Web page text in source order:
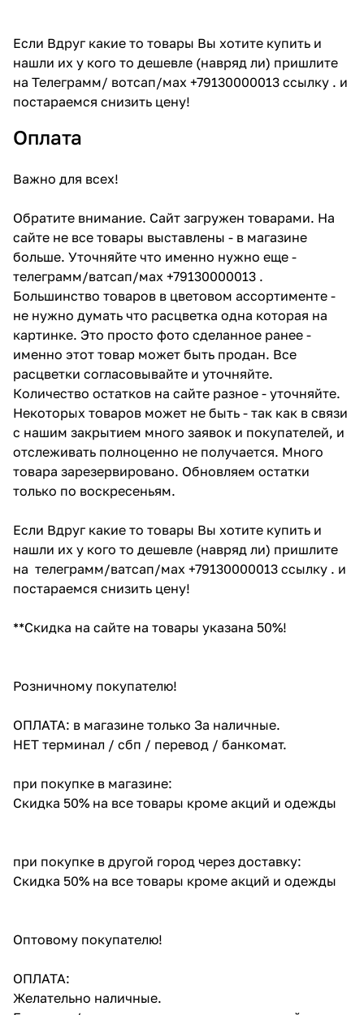
Если Вдруг какие то товары Вы хотите купить и
нашли их у кого то дешевле (навряд ли) пришлите
на Телеграмм/ вотсап/мах +79130000013 ссылку . и
постараемся снизить цену!
Оплата
Важно для всех!
Обратите внимание. Сайт загружен товарами. На
сайте не все товары выставлены - в магазине
больше. Уточняйте что именно нужно еще -
телеграмм/ватсап/мах +79130000013 .
Большинство товаров в цветовом ассортименте -
не нужно думать что расцветка одна которая на
картинке. Это просто фото сделанное ранее -
именно этот товар может быть продан. Все
расцветки согласовывайте и уточняйте.
Количество остатков на сайте разное - уточняйте.
Некоторых товаров может не быть - так как в связи
с нашим закрытием много заявок и покупателей, и
отслеживать полноценно не получается. Много
товара зарезервировано. Обновляем остатки
только по воскресеньям.
Если Вдруг какие то товары Вы хотите купить и
нашли их у кого то дешевле (навряд ли) пришлите
на телеграмм/ватсап/мах +79130000013 ссылку . и
постараемся снизить цену!
**Скидка на сайте на товары указана 50%!
Розничному покупателю!
ОПЛАТА: в магазине только За наличные.
НЕТ терминал / сбп / перевод / банкомат.
при покупке в магазине:
Скидка 50% на все товары кроме акций и одежды
при покупке в другой город через доставку:
Скидка 50% на все товары кроме акций и одежды
Оптовому покупателю!
ОПЛАТА:
Желательно наличные.